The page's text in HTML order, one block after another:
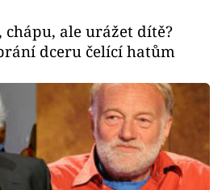
chápu, ale urážet dítě?
dceru čelící hatům